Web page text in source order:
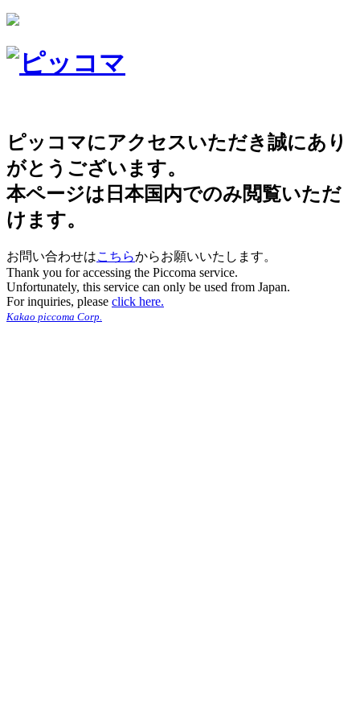
ピッコマにアクセスいただき誠にあり
がとうございます。
本ページは日本国内でのみ閲覧いただ
けます。
お問い合わせはこちらからお願いいたします。
Thank you for accessing the Piccoma service.
Unfortunately, this service can only be used from Japan.
For inquiries, please click here.
Kakao piccoma Corp.